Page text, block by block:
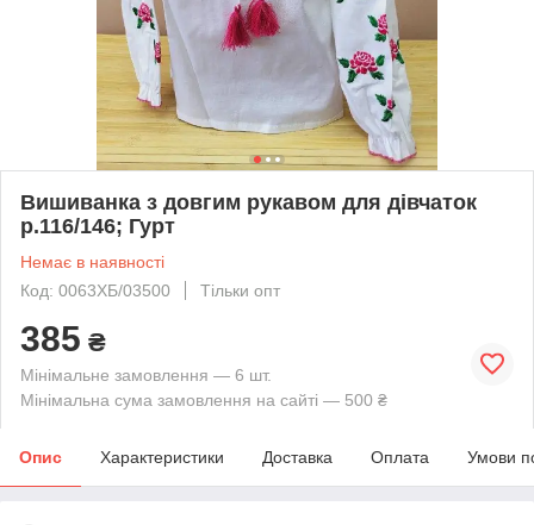
Вишиванка з довгим рукавом для дівчаток
р.116/146; Гурт
Немає в наявності
Код: 0063ХБ/03500
Тільки опт
385 ₴
Мінімальне замовлення — 6 шт.
Мінімальна сума замовлення на сайті — 500 ₴
Опис Характеристики Доставка Оплата Умови